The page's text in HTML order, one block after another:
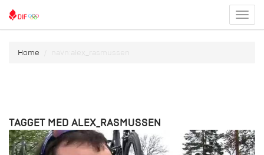
menu
Home navn:alex_rasmussen
TAGGET MED ALEX_RASMUSSEN